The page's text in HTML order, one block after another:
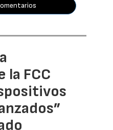
la FCC